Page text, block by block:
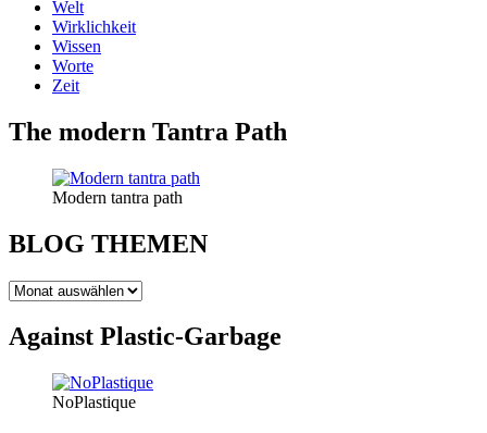
Welt
Wirklichkeit
Wissen
Worte
Zeit
The modern Tantra Path
Modern tantra path
BLOG THEMEN
BLOG
Against Plastic-Garbage
NoPlastique